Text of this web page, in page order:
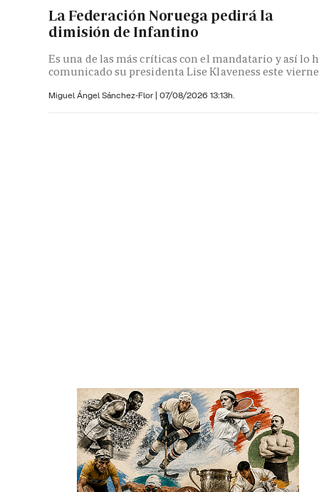
La Federación Noruega pedirá la
dimisión de Infantino
Es una de las más críticas con el mandatario y así lo
comunicado su presidenta Lise Klaveness este
Miguel Ángel Sánchez-Flor | 07/08/2026 13:13h.